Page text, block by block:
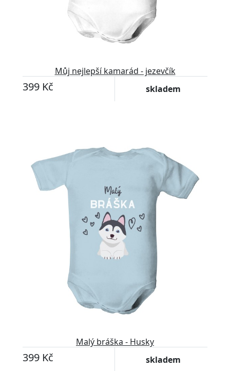
Můj nejlepší kamarád - jezevčík
399 Kč skladem
Malý bráška - Husky
399 Kč skladem